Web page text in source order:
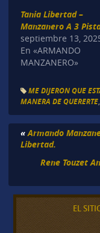
Tania Libertad –
Manzanero A 3
septiembre 13,
En «ARMANDO
MANZANERO»
ME DIJERON QUE
MANERA DE QUERERTE,
«Armando
Libertad.
Rene Touzet
EL